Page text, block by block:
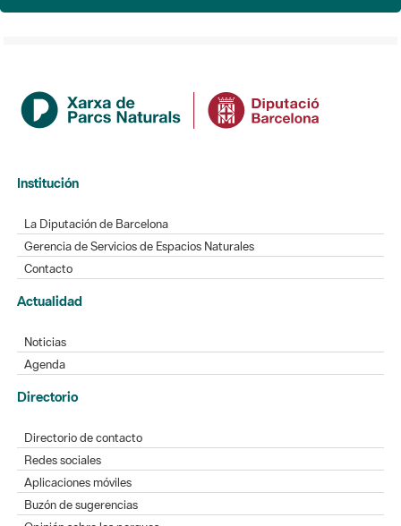
Institución
La Diputación de Barcelona
Gerencia de Servicios de Espacios Naturales
Contacto
Actualidad
Noticias
Agenda
Directorio
Directorio de contacto
Redes sociales
Aplicaciones móviles
Buzón de sugerencias